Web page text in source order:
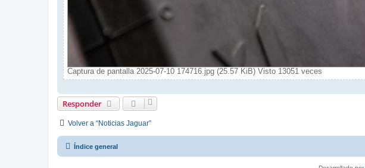
Captura de pantalla 2025-07-10 174716.jpg (25.57 KiB) Visto 13051 veces
Responder
Volver a “Noticias Jaguar”
Índice general